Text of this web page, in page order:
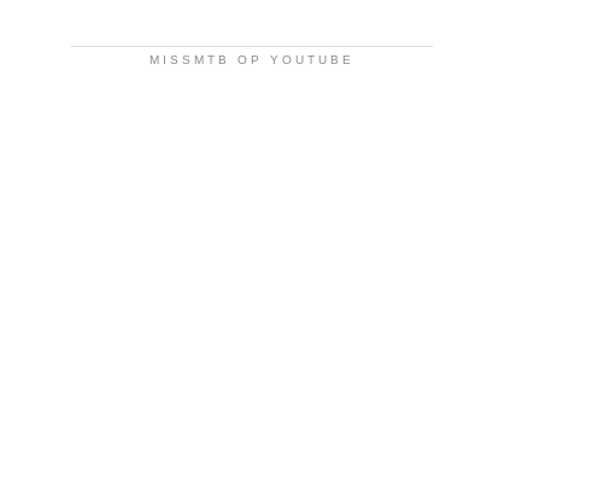
MISSMTB OP YOUTUBE